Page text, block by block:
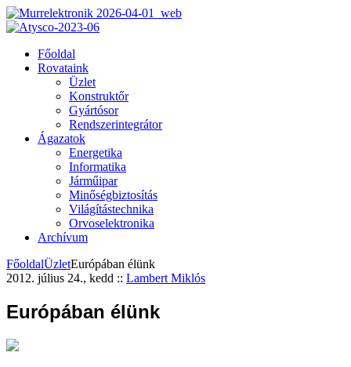
Főoldal
Rovataink
Üzlet
Konstruktőr
Gyártósor
Rendszerintegrátor
Ágazatok
Energetika
Informatika
Járműipar
Minőségbiztosítás
Világítástechnika
Orvoselektronika
Archívum
FőoldalÜzletEurópában élünk
2012. július 24., kedd :: Lambert Miklós
Európában élünk